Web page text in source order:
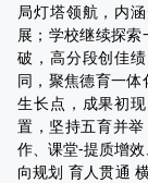
局灯塔领航，内
展；学校继续探
破，高分段创佳
同，聚焦德育一
生长点，成果初
置，坚持五育并举
作、课堂-提质增
向规划 育人贯通